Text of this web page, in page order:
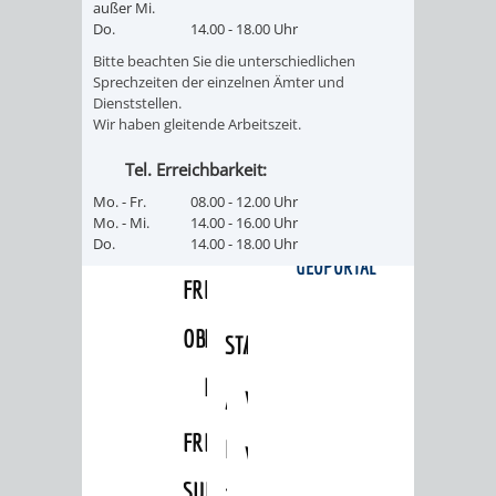
FRIEDHÖFE
BESTATTUNGSMÖGLICHKEITEN
HAUPTFRIEDHOF
WEINHEIM
FRIEDHÖFE
HOHENSACHSEN
FRIEDHOF
LÜTZELSACHSEN
FRIEDHOF
OBERFLOCKENBACH
FRIEDHOF
RIPPENWEIER-
HEILIGKREUZ
FRIEDHOF
KIRCHEN
KULTUREINRICHTUNGEN
THEATER
MUSEUM
VERANSTALTUNGEN
KINDER
IM
STADTBIBLIOTHEK
A
BIS
AUSLEIHE
MEDIENANGEBOTE
KINO
VERANSTALTER
VERANSTALTUNGSRÄUME
PARKEN
EASYPARKEN
STADTPLAN /
GEOPORTAL
außer Mi.
Do.
14.00 - 18.00 Uhr
Bitte beachten Sie die unterschiedlichen
Sprechzeiten der einzelnen Ämter und
Dienststellen.
Wir haben gleitende Arbeitszeit.
Tel. Erreichbarkeit:
Mo. - Fr.
08.00 - 12.00 Uhr
Mo. - Mi.
14.00 - 16.00 Uhr
Do.
14.00 - 18.00 Uhr